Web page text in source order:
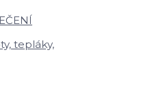
tepláky,